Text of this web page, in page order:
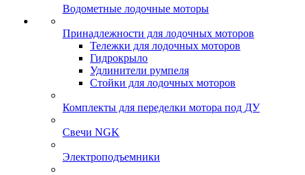
Водометные лодочные моторы
Принадлежности для лодочных моторов
Тележки для лодочных моторов
Гидрокрыло
Удлинители румпеля
Стойки для лодочных моторов
Комплекты для переделки мотора под ДУ
Свечи NGK
Электроподъемники